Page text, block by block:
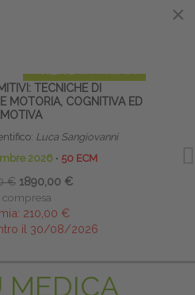
PRENOTA PRIMA
TECNICHE DI
MOTORIA, COGNITIVA ED
Luca Sangiovanni
2026 ∙ 50 ECM
€ 1890,00 €
compresa
210,00 €
il 30/08/2026
MEDICA
×
×